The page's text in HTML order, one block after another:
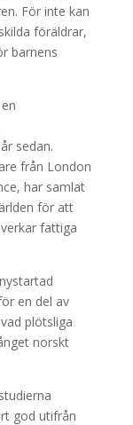
För inte kan
föräldrar,
barnens
sedan.
från London
har samlat
för att
fattiga
en del av
plötsliga
norskt
god utifrån